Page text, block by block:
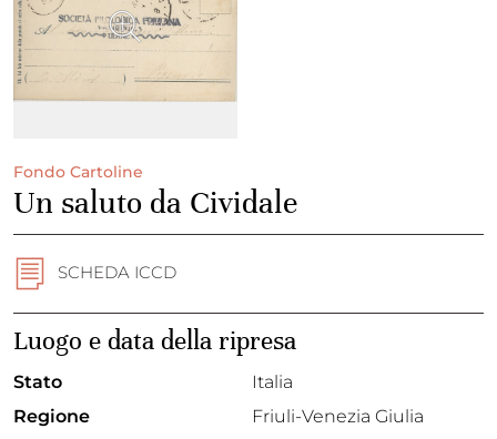
Fondo Cartoline
Un saluto da Cividale
SCHEDA ICCD
Luogo e data della ripresa
Stato
Italia
Regione
Friuli-Venezia Giulia